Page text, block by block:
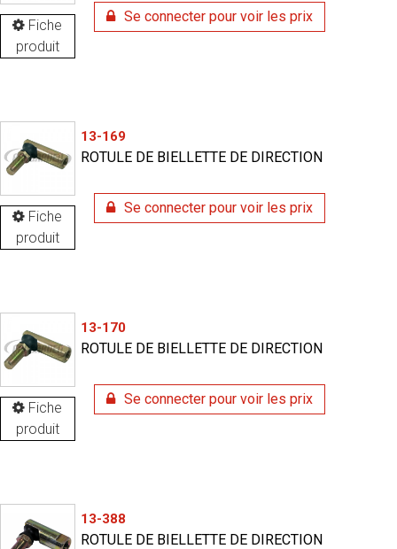
Fiche
produit
Se connecter pour voir les prix
Fiche
produit
13-169
ROTULE DE BIELLETTE DE DIRECTION
Se connecter pour voir les prix
Fiche
produit
13-170
ROTULE DE BIELLETTE DE DIRECTION
Se connecter pour voir les prix
13-388
ROTULE DE BIELLETTE DE DIRECTION